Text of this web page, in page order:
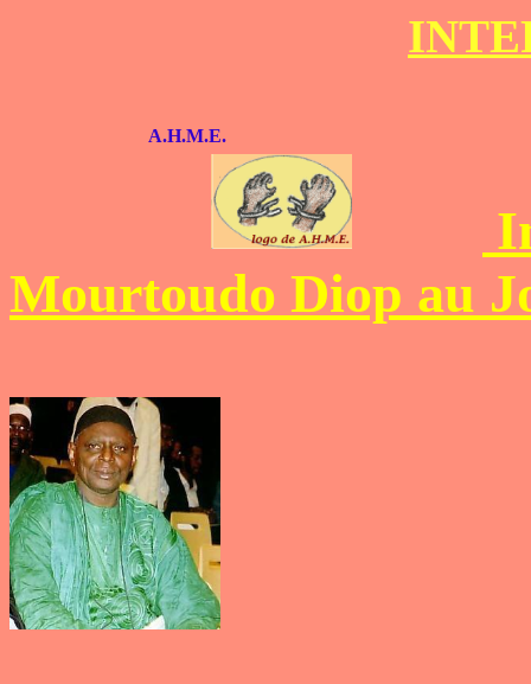
A.H.M.E.
Mourtoudo Diop au